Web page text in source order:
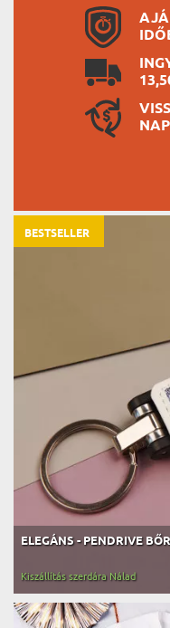
ELEGÁNS - PENDRIVE
Kiszállítás szerdára Nálad
BESTSELLER